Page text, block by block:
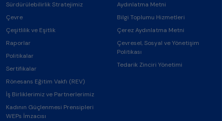
Sürdürülebilirlik Stratejimiz
Çevre
Çeşitlilik ve Eşitlik
Raporlar
Politikalar
Sertifikalar
Rönesans Eğitim Vakfı (REV)
İş Birliklerimiz ve Partnerlerimiz
Kadının Güçlenmesi Prensipleri
WEPs İmzacısı
Aydınlatma Metni
Bilgi Toplumu Hizmetleri
Çerez Aydınlatma Metni
Çevresel, Sosyal ve Yönetişim
Politikası
Tedarik Zinciri Yönetimi